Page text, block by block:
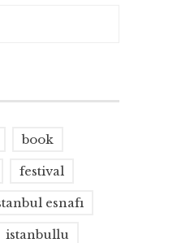
book
festival
esnafı
istanbullu